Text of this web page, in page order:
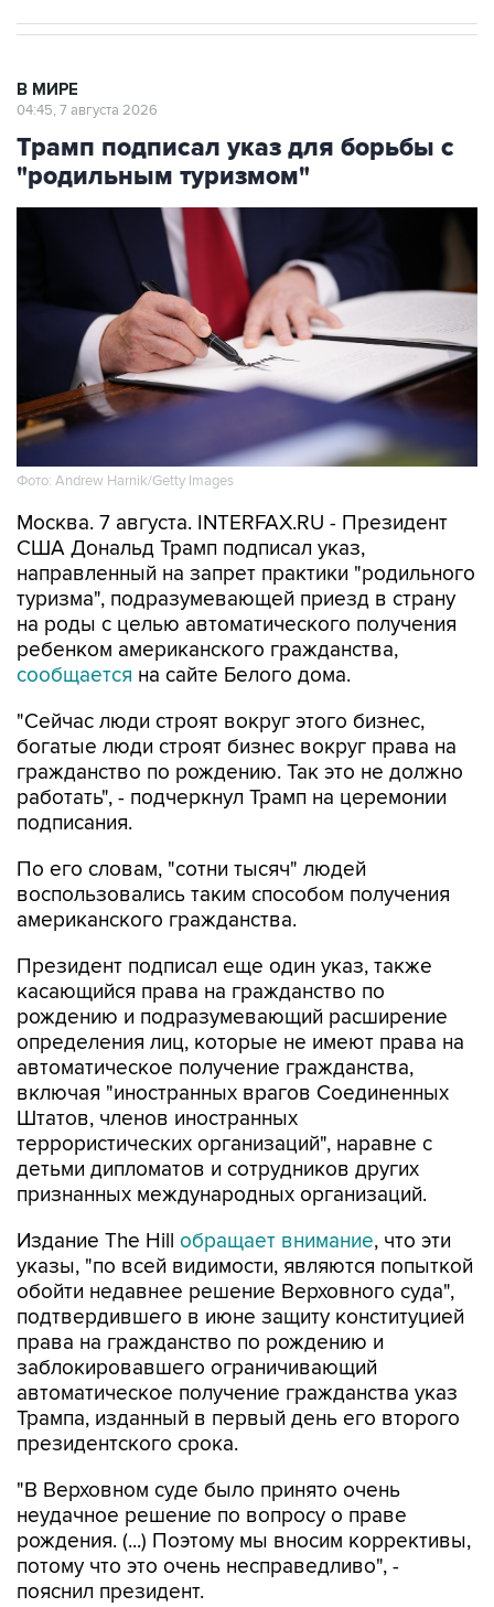
В МИРЕ
04:45, 7 августа 2026
Трамп подписал указ для борьбы с
"родильным туризмом"
Фото: Andrew Harnik/Getty Images
Москва. 7 августа. INTERFAX.RU - Президент
США Дональд Трамп подписал указ,
направленный на запрет практики "родильного
туризма", подразумевающей приезд в страну
на роды с целью автоматического получения
ребенком американского гражданства,
сообщается на сайте Белого дома.
"Сейчас люди строят вокруг этого бизнес,
богатые люди строят бизнес вокруг права на
гражданство по рождению. Так это не должно
работать", - подчеркнул Трамп на церемонии
подписания.
По его словам, "сотни тысяч" людей
воспользовались таким способом получения
американского гражданства.
Президент подписал еще один указ, также
касающийся права на гражданство по
рождению и подразумевающий расширение
определения лиц, которые не имеют права на
автоматическое получение гражданства,
включая "иностранных врагов Соединенных
Штатов, членов иностранных
террористических организаций", наравне с
детьми дипломатов и сотрудников других
признанных международных организаций.
Издание The Hill обращает внимание, что эти
указы, "по всей видимости, являются попыткой
обойти недавнее решение Верховного суда",
подтвердившего в июне защиту конституцией
права на гражданство по рождению и
заблокировавшего ограничивающий
автоматическое получение гражданства указ
Трампа, изданный в первый день его второго
президентского срока.
"В Верховном суде было принято очень
неудачное решение по вопросу о праве
рождения. (...) Поэтому мы вносим коррективы,
потому что это очень несправедливо", -
пояснил президент.